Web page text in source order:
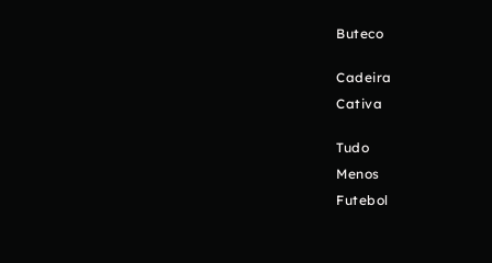
Buteco
Cadeira
Cativa
Tudo
Menos
Futebol